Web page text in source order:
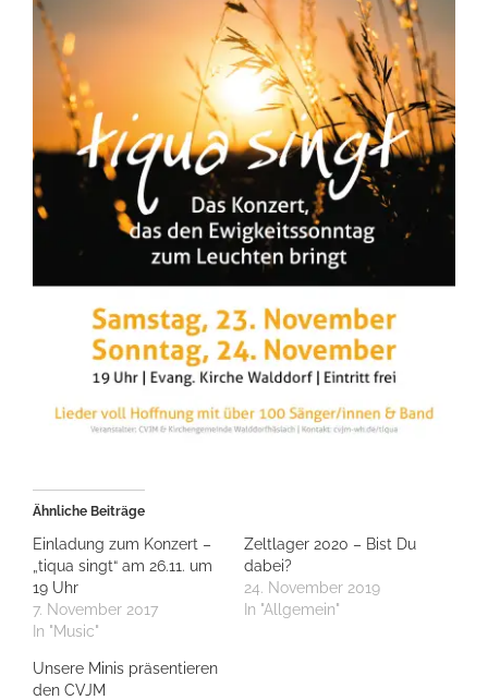
Ähnliche Beiträge
Einladung zum Konzert –
„tiqua singt“ am 26.11. um
19 Uhr
7. November 2017
In "Music"
Zeltlager 2020 – Bist Du
dabei?
24. November 2019
In "Allgemein"
Unsere Minis präsentieren
den CVJM